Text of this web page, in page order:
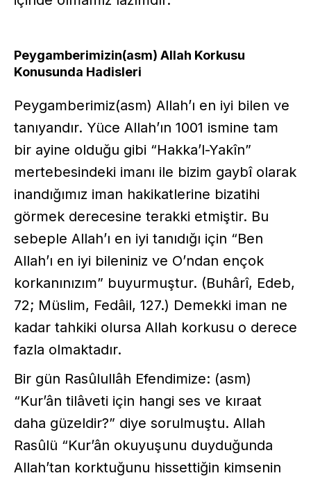
Peygamberimizin(asm) Allah Korkusu
Konusunda Hadisleri
Peygamberimiz(asm) Allah’ı en iyi bilen ve
tanıyandır. Yüce Allah’ın 1001 ismine tam
bir ayine olduğu gibi “Hakka’l-Yakîn”
mertebesindeki imanı ile bizim gaybî olarak
inandığımız iman hakikatlerine bizatihi
görmek derecesine terakki etmiştir. Bu
sebeple Allah’ı en iyi tanıdığı için “Ben
Allah’ı en iyi bileniniz ve O’ndan ençok
korkanınızım” buyurmuştur. (Buhârî, Edeb,
72; Müslim, Fedâil, 127.) Demekki iman ne
kadar tahkiki olursa Allah korkusu o derece
fazla olmaktadır.
Bir gün Rasûlullâh Efendimize: (asm)
“Kur’ân tilâveti için hangi ses ve kıraat
daha güzeldir?” diye sorulmuştu. Allah
Rasûlü “Kur’ân okuyuşunu duyduğunda
Allah’tan korktuğunu hissettiğin kimsenin